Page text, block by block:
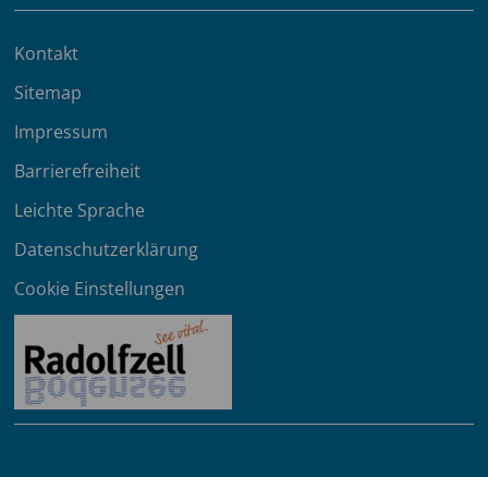
Kontakt
Sitemap
Impressum
Barrierefreiheit
Leichte Sprache
Datenschutzerklärung
Cookie Einstellungen